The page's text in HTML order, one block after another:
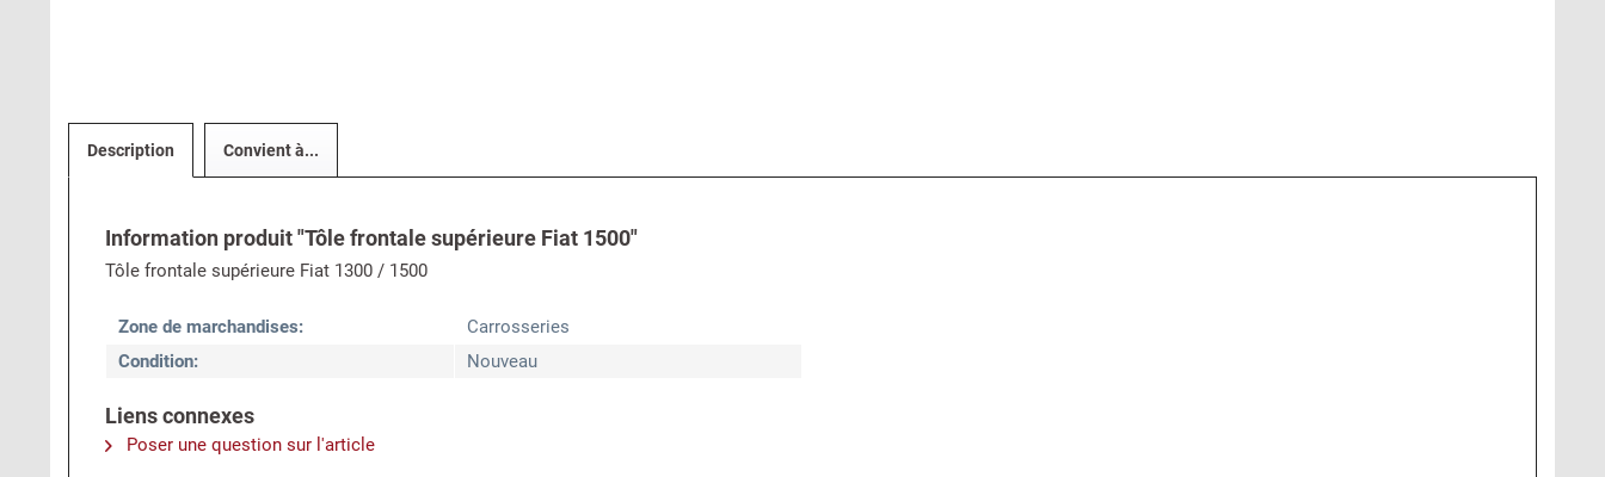
Description Convient à...
Information produit "Tôle frontale supérieure Fiat 1500"
Tôle frontale supérieure Fiat 1300 / 1500
Zone de marchandises:
Carrosseries
Condition:
Nouveau
Liens connexes
Poser une question sur l'article